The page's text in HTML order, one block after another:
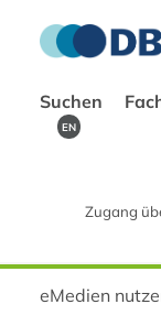
Suchen
EN
Zugang
eMedien